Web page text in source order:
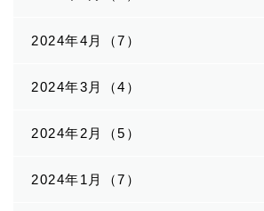
2024年4月（7）
2024年3月（4）
2024年2月（5）
2024年1月（7）